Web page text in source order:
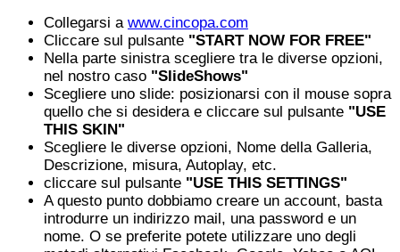
Collegarsi a www.cincopa.com
Cliccare sul pulsante "START NOW FOR FREE"
Nella parte sinistra scegliere tra le diverse opzioni,
nel nostro caso "SlideShows"
Scegliere uno slide: posizionarsi con il mouse sopra
quello che si desidera e cliccare sul pulsante "USE
THIS SKIN"
Scegliere le diverse opzioni, Nome della Galleria,
Descrizione, misura, Autoplay, etc.
cliccare sul pulsante "USE THIS SETTINGS"
A questo punto dobbiamo creare un account, basta
introdurre un indirizzo mail, una password e un
nome. O se preferite potete utilizzare uno degli